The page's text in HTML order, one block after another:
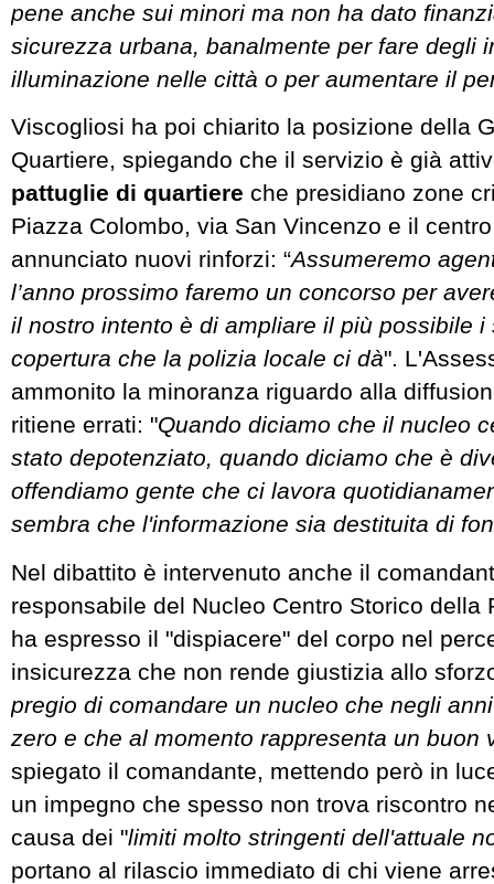
pene anche sui minori ma non ha dato
sicurezza urbana, banalmente per fare degli
illuminazione nelle città o per aumentare il
Viscogliosi ha poi chiarito la posizione della
Quartiere, spiegando che il servizio è già
pattuglie di quartiere che presidiano zone
Piazza Colombo, via San Vincenzo e il
annunciato nuovi rinforzi: “Assumeremo
l’anno prossimo faremo un concorso per
il nostro intento è di ampliare il più possibile i
copertura che la polizia locale ci dà".
ammonito la minoranza riguardo alla
ritiene errati: "Quando diciamo che il nucleo
stato depotenziato, quando diciamo che è
offendiamo gente che ci lavora
sembra che l'informazione sia destituita di
Nel dibattito è intervenuto anche il
responsabile del Nucleo Centro Storico della
ha espresso il "dispiacere" del corpo nel
insicurezza che non rende giustizia allo
pregio di comandare un nucleo che negli
zero e che al momento rappresenta un buon
spiegato il comandante, mettendo però in
un impegno che spesso non trova riscontro
causa dei "limiti molto stringenti dell'attuale
portano al rilascio immediato di chi viene